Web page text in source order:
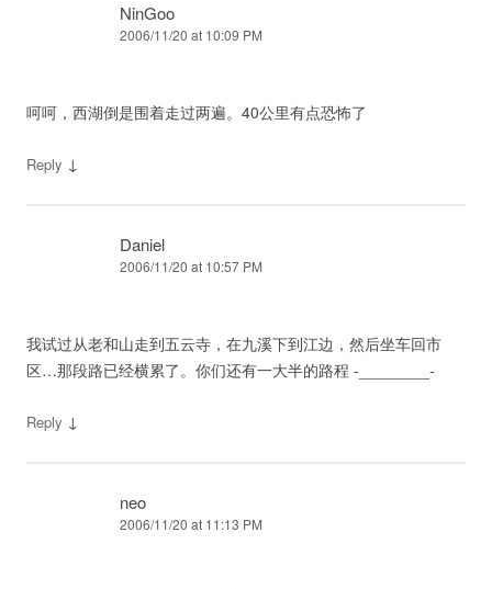
NinGoo
2006/11/20 at 10:09 PM
呵呵，西湖倒是围着走过两遍。40公里有点恐怖了
Reply ↓
Daniel
2006/11/20 at 10:57 PM
我试过从老和山走到五云寺，在九溪下到江边，然后坐车回市
区…那段路已经横累了。你们还有一大半的路程 -________-
Reply ↓
neo
2006/11/20 at 11:13 PM